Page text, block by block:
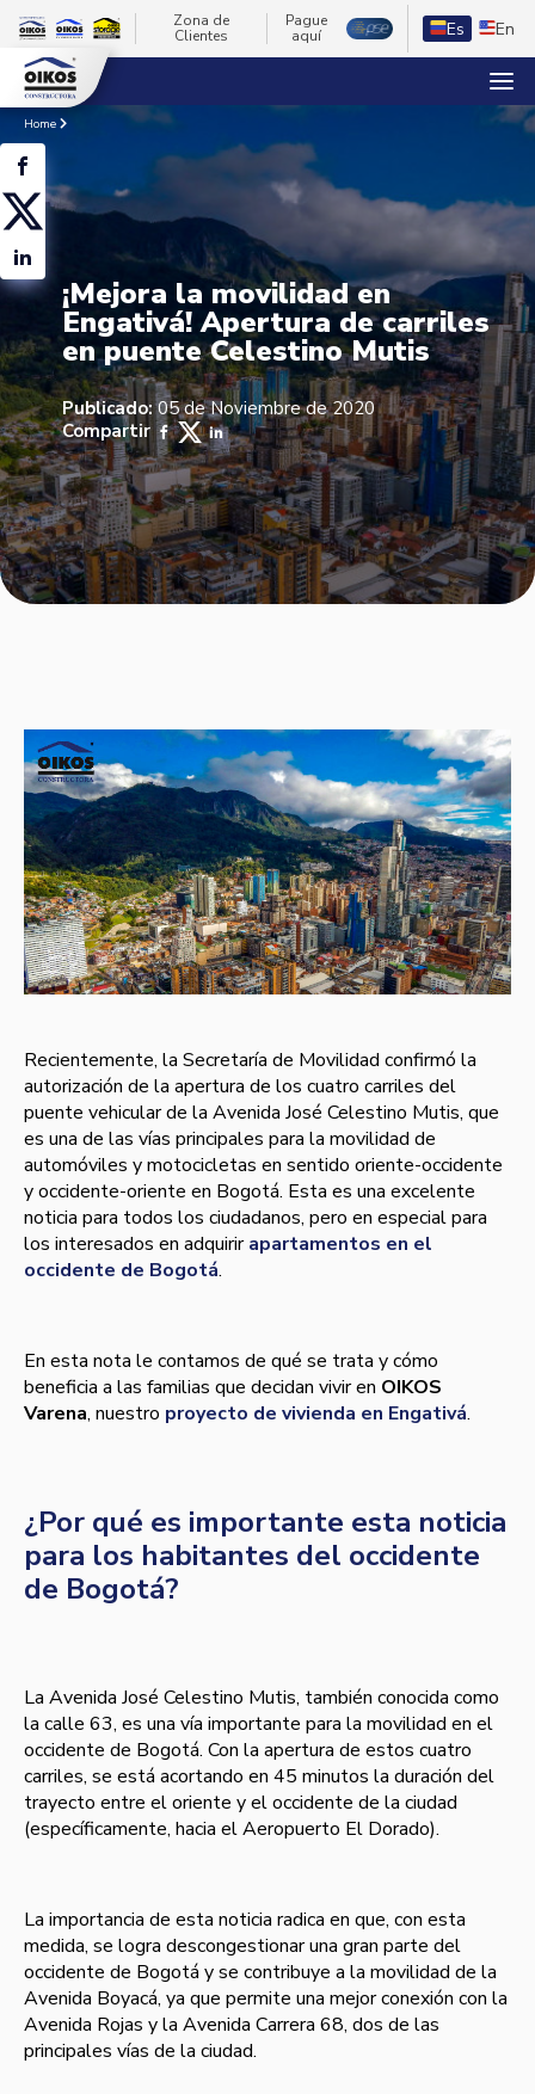
Zona de
Clientes
Pague
aquí
Es En
Home
¡Mejora la movilidad en
Engativá! Apertura de carriles
en puente Celestino Mutis
Publicado:05 de Noviembre de 2020
Compartir
Recientemente, la Secretaría de Movilidad confirmó la
autorización de la apertura de los cuatro carriles del
puente vehicular de la Avenida José Celestino Mutis, que
es una de las vías principales para la movilidad de
automóviles y motocicletas en sentido oriente-occidente
y occidente-oriente en Bogotá. Esta es una excelente
noticia para todos los ciudadanos, pero en especial para
los interesados en adquirirapartamentos en el
occidente de Bogotá.
En esta nota le contamos de qué se trata y cómo
beneficia a las familias que decidan vivir en OIKOS
Varena, nuestro proyecto de vivienda en Engativá.
¿Por qué es importante esta noticia
para los habitantes del occidente
de Bogotá?
La Avenida José Celestino Mutis, también conocida como
la calle 63, es una vía importante para la movilidad en el
occidente de Bogotá. Con la apertura de estos cuatro
carriles, se está acortando en 45 minutos la duración del
trayecto entre el oriente y el occidente de la ciudad
(específicamente, hacia el Aeropuerto El Dorado).
La importancia de esta noticia radica en que, con esta
medida, se logra descongestionar una gran parte del
occidente de Bogotá y se contribuye a la movilidad de la
Avenida Boyacá, ya que permite una mejor conexión con la
Avenida Rojas y la Avenida Carrera 68, dos de las
principales vías de la ciudad.